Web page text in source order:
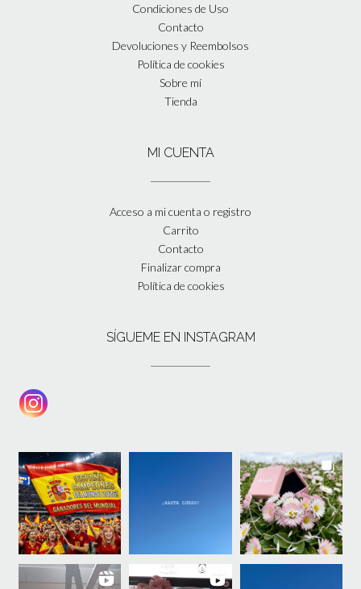
Condiciones de Uso
Contacto
Devoluciones y Reembolsos
Política de cookies
Sobre mí
Tienda
MI CUENTA
Acceso a mi cuenta o registro
Carrito
Contacto
Finalizar compra
Política de cookies
SÍGUEME EN INSTAGRAM